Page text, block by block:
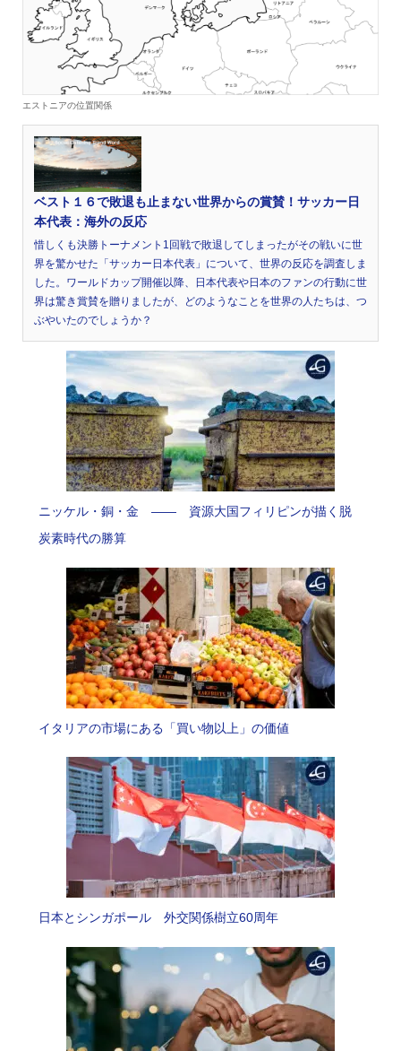
エストニアの位置関係
ベスト１６で敗退も止まない世界からの賞賛！サッカー日
本代表：海外の反応
惜しくも決勝トーナメント1回戦で敗退してしまったがその戦いに世
界を驚かせた「サッカー日本代表」について、世界の反応を調査しま
した。ワールドカップ開催以降、日本代表や日本のファンの行動に世
界は驚き賞賛を贈りましたが、どのようなことを世界の人たちは、つ
ぶやいたのでしょうか？
ニッケル・銅・金 —— 資源大国フィリピンが描く脱
炭素時代の勝算
イタリアの市場にある「買い物以上」の価値
日本とシンガポール 外交関係樹立60周年